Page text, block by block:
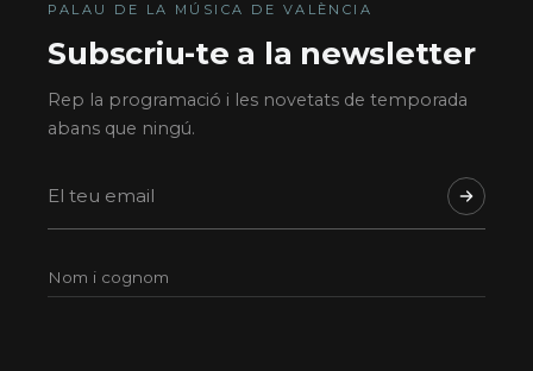
PALAU DE LA MÚSICA DE VALÈNCIA
Subscriu-te a la newsletter
Rep la programació i les novetats de temporada
abans que ningú.